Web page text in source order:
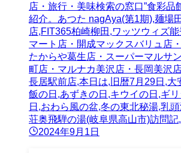
店・旅行・美味検索の窓口”食彩品
紹介。あつた nagAya(第1期),麺場
店,FIT365柏崎柳田,ワッツウィズ
マート店・開成マックスバリュ店
たからや葛生店・スーパーマルサ
町店・マルナカ美沢店・長岡美沢
長居駅前店,本日は,旧暦7月29日,大
飯の日,あずきの日,キウイの日,ギ
日,おわら風の盆,冬の東北秘湯,乳
荘奥飛騨の湯(岐阜県高山市)訪問記,
2024年9月1日